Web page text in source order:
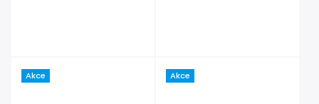
Akce Akce